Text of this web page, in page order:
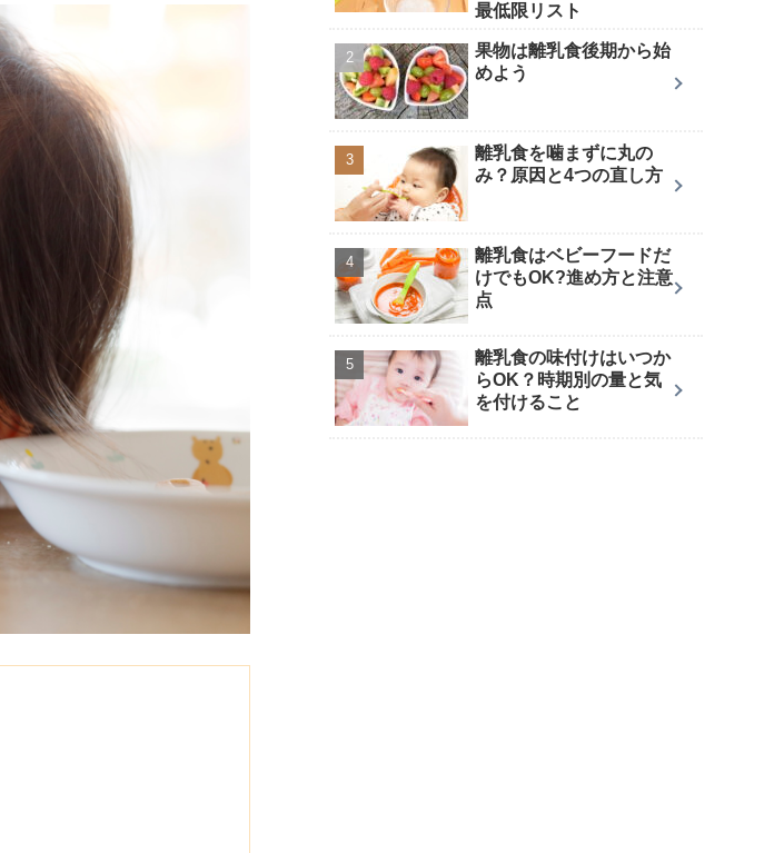
最低限リスト
果物は離乳食後期から始
めよう
離乳食を噛まずに丸の
み？原因と4つの直し方
離乳食はベビーフードだ
けでもOK?進め方と注意
点
離乳食の味付けはいつか
らOK？時期別の量と気
を付けること